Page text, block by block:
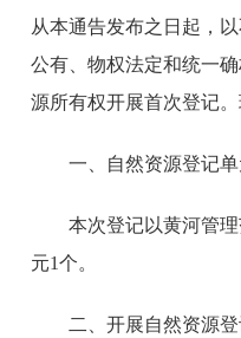
从本通告发布之日起，
公有、物权法定和统一
源所有权开展首次登记
一、自然资源登记
本次登记以黄河管
元1个。
二、开展自然资源